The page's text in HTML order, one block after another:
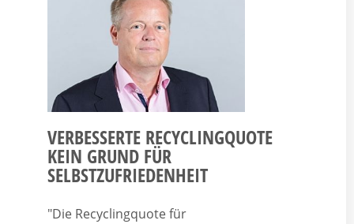
VERBESSERTE RECYCLINGQUOTE
KEIN GRUND FÜR
SELBSTZUFRIEDENHEIT
"Die Recyclingquote für